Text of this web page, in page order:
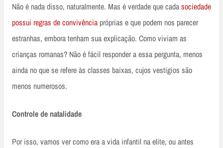
Não é nada disso, naturalmente. Mas é verdade que cadasociedade
possui regras de convivência próprias e que podem nos parecer
estranhas, embora tenham sua explicação. Como viviam as
crianças romanas? Não é fácil responder a essa pergunta, menos
ainda no que se refere às classes baixas, cujos vestígios são
menos numerosos.
Controle de natalidade
Por isso, vamos ver como era a vida infantil na elite, ou antes